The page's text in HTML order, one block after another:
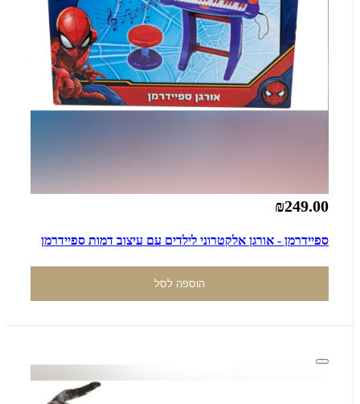
₪249.00
ספיידרמן - אורגן אלקטרוני לילדים עם עיצוב דמות ספיידרמן
הוספה לסל